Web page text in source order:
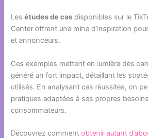
Lesétudes de cas disponibles sur le
Center offrent une mine d’inspiration
et annonceurs.
Ces exemples mettent en lumière des
généré un fort impact, détaillant les
utilisés. En analysant ces réussites, on
pratiques adaptées à ses propres
consommateurs.
Découvrez commentobtenir autant